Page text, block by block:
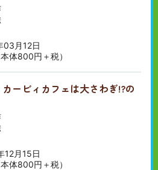
03月12日
体800円＋税）
ービィカフェは大さわぎ!?の
12月15日
体800円＋税）